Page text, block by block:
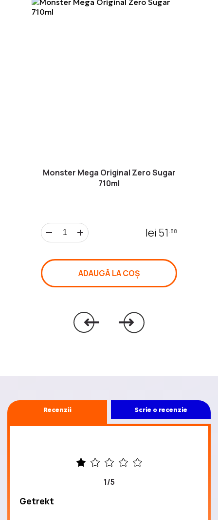
Cutia misterioasă
GIFT
CARD 100 €
Monster Mega Original Zero Sugar
710ml
lei 51 .88
ADAUGĂ LA COȘ
Recenzii Scrie o recenzie
1/5
Getrekt